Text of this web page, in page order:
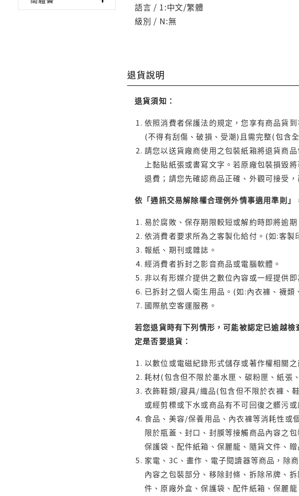
語言 / 1:中文/繁體
級別 / N:無
退貨說明
退貨須知：
依照消費者保護法的規定，您享有商品貨
(不得有刮傷、破損、受潮)且需完整(包含
請您以送貨廠商使用之包裝紙箱將退貨商
上黏貼紙張或書寫文字。若原廠包裝損毀
退費；請您先確認商品正確、外觀可接受
依「通訊交易解除權合理例外情事適用準則
易於腐敗、保存期限較短或解約時即將逾
依消費者要求所為之客製化給付。(如:客製
報紙、期刊或雜誌。
經消費者拆封之影音商品或電腦軟體。
非以有形媒介提供之數位內容或一經提供
已拆封之個人衛生用品。(如:內衣褲、襪
國際航空客運服務。
若您退貨時有下列情形，可能被認定已逾越
定是否要退貨：
以數位或電磁紀錄形式儲存或著作權相關
耗材(包含但不限於墨水匣、碳粉匣、紙張
衣飾鞋類/寢具/織品(包含但不限於衣褲、
或經剪標或下水或商品有不可回復之髒污或
食品、美容/保養用品、內衣褲等消耗性或
限於瓶蓋、封口、封膜等接觸商品內容之
保護袋、配件紙箱、保麗龍、隨貨文件、贈
家電、3C、畫作、電子閱讀器等商品，除
內容之包裝部分、移除封條、拆除吊牌、
件、原廠外盒、保護袋、配件紙箱、保麗